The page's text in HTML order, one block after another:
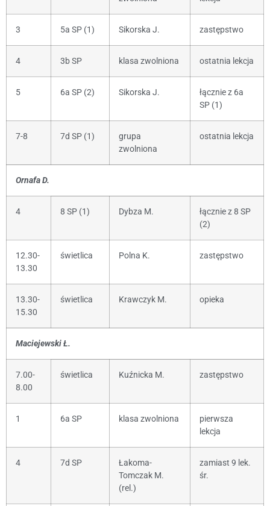
3 5a SP (1) Sikorska J. zastępstwo
4 3b SP klasa zwolniona ostatnia lekcja
5 6a SP (2) Sikorska J.
łącznie z 6a
SP (1)
7-8 7d SP (1)
grupa
zwolniona
ostatnia lekcja
Ornafa D.
4 8 SP (1) Dybza M.
łącznie z 8 SP
(2)
12.30-
13.30
świetlica Polna K. zastępstwo
13.30-
15.30
świetlica Krawczyk M. opieka
Maciejewski Ł.
7.00-
8.00
świetlica Kuźnicka M. zastępstwo
1 6a SP klasa zwolniona
pierwsza
lekcja
4 7d SP
Łakoma-
Tomczak M.
(rel.)
zamiast 9 lek.
śr.